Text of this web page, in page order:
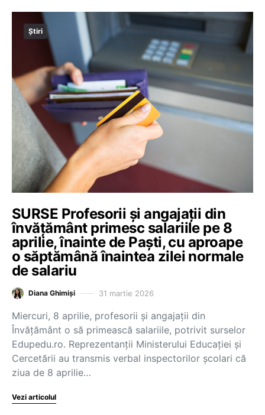
Știri
SURSE Profesorii și angajații din
învățământ primesc salariile pe 8
aprilie, înainte de Paști, cu aproape
o săptămână înaintea zilei normale
de salariu
Diana Ghimiși 31 martie 2026
Miercuri, 8 aprilie, profesorii și angajații din
Învățământ o să primească salariile, potrivit surselor
Edupedu.ro. Reprezentanții Ministerului Educației și
Cercetării au transmis verbal inspectorilor școlari că
ziua de 8 aprilie…
Vezi articolul